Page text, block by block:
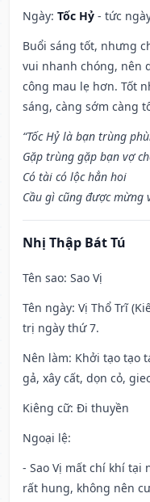
Ngày: Tốc Hỷ - tức
Buổi sáng tốt, nhưng
vui nhanh chóng, nên
công mau lẹ hơn. Tốt
sáng, càng sớm càng
“Tốc Hỷ là bạn trùng
Gặp trùng gặp bạn vợ
Có tài có lộc hẳn hoi
Cầu gì cũng được mừng
Nhị Thập Bát Tú
Tên sao: Sao Vị
Tên ngày: Vị Thổ Trĩ
trị ngày thứ 7.
Nên làm: Khởi tạo tạo
gả, xây cất, dọn cỏ,
Kiêng cữ: Đi thuyền
Ngoại lệ:
- Sao Vị mất chí khí tại
rất hung, không nên